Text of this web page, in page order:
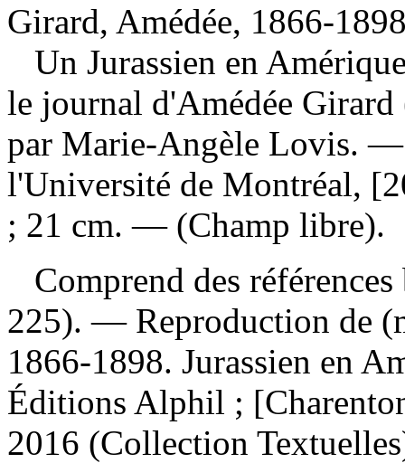
Girard, Amédée, 1866-
Un Jurassien en
le journal d'Amédée
par Marie-Angèle Lovis. —
l'Université de Montréal,
; 21 cm. — (Champ libre).
Comprend des
225). — Reproduction de
1866-1898. Jurassien en
Éditions Alphil ;
2016 (Collection